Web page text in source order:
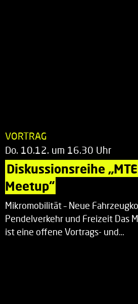
VORTRAG
Do. 10.12. um 16.30 Uhr
Diskussionsreihe
Meetup“
Mikromobilität – Neue
Pendelverkehr und Freizeit Das
ist eine offene Vortrags- und…